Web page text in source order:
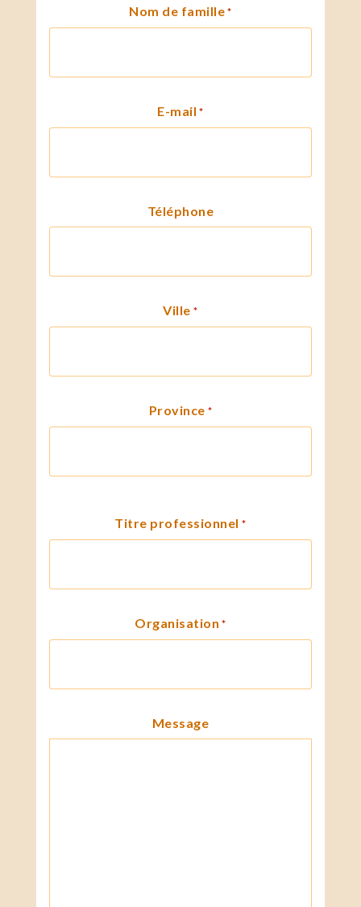
Nom de famille *
E-mail *
Téléphone
Ville *
Province *
Titre professionnel *
Organisation *
Message